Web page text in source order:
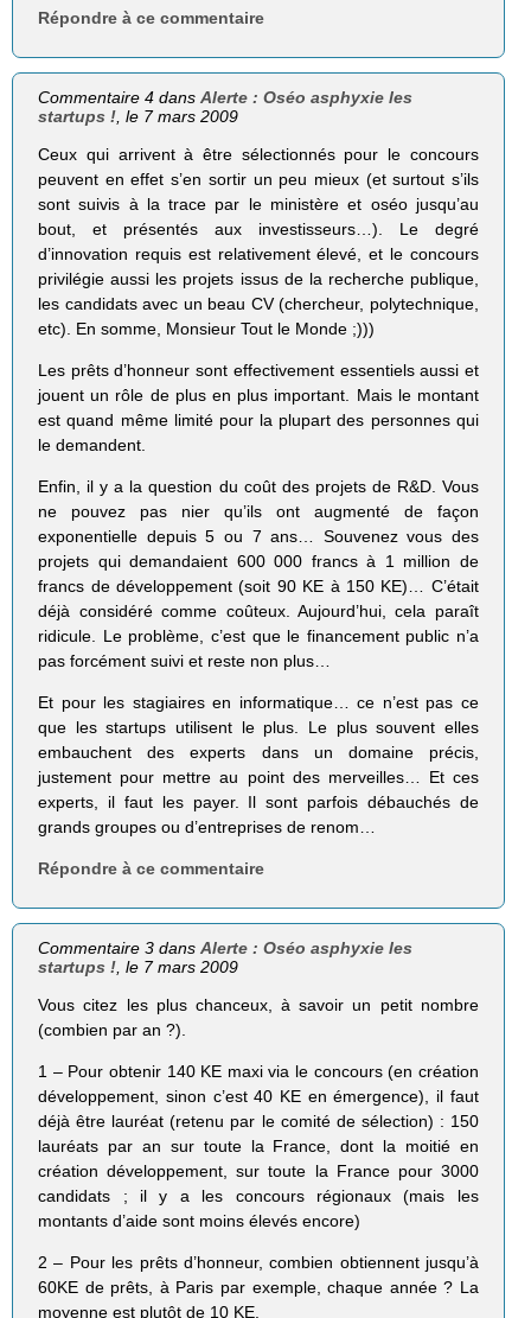
Répondre à ce commentaire
Commentaire 4 dansAlerte : Oséo asphyxie les
startups ! , le 7 mars 2009
Ceux qui arrivent à être sélectionnés pour le concours
peuvent en effet s’en sortir un peu mieux (et surtout s’ils
sont suivis à la trace par le ministère et oséo jusqu’au
bout, et présentés aux investisseurs…). Le degré
d’innovation requis est relativement élevé, et le concours
privilégie aussi les projets issus de la recherche publique,
les candidats avec un beau CV (chercheur, polytechnique,
etc). En somme, Monsieur Tout le Monde ;)))
Les prêts d’honneur sont effectivement essentiels aussi et
jouent un rôle de plus en plus important. Mais le montant
est quand même limité pour la plupart des personnes qui
le demandent.
Enfin, il y a la question du coût des projets de R&D. Vous
ne pouvez pas nier qu’ils ont augmenté de façon
exponentielle depuis 5 ou 7 ans… Souvenez vous des
projets qui demandaient 600 000 francs à 1 million de
francs de développement (soit 90 KE à 150 KE)… C’était
déjà considéré comme coûteux. Aujourd’hui, cela paraît
ridicule. Le problème, c’est que le financement public n’a
pas forcément suivi et reste non plus…
Et pour les stagiaires en informatique… ce n’est pas ce
que les startups utilisent le plus. Le plus souvent elles
embauchent des experts dans un domaine précis,
justement pour mettre au point des merveilles… Et ces
experts, il faut les payer. Il sont parfois débauchés de
grands groupes ou d’entreprises de renom…
Répondre à ce commentaire
Commentaire 3 dansAlerte : Oséo asphyxie les
startups ! , le 7 mars 2009
Vous citez les plus chanceux, à savoir un petit nombre
(combien par an ?).
1 – Pour obtenir 140 KE maxi via le concours (en création
développement, sinon c’est 40 KE en émergence), il faut
déjà être lauréat (retenu par le comité de sélection) : 150
lauréats par an sur toute la France, dont la moitié en
création développement, sur toute la France pour 3000
candidats ; il y a les concours régionaux (mais les
montants d’aide sont moins élevés encore)
2 – Pour les prêts d’honneur, combien obtiennent jusqu’à
60KE de prêts, à Paris par exemple, chaque année ? La
moyenne est plutôt de 10 KE.